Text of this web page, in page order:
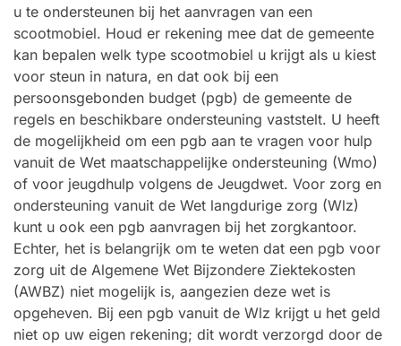
u te ondersteunen bij het aanvragen van een
scootmobiel. Houd er rekening mee dat de gemeente
kan bepalen welk type scootmobiel u krijgt als u kiest
voor steun in natura, en dat ook bij een
persoonsgebonden budget (pgb) de gemeente de
regels en beschikbare ondersteuning vaststelt. U heeft
de mogelijkheid om een pgb aan te vragen voor hulp
vanuit de Wet maatschappelijke ondersteuning (Wmo)
of voor jeugdhulp volgens de Jeugdwet. Voor zorg en
ondersteuning vanuit de Wet langdurige zorg (Wlz)
kunt u ook een pgb aanvragen bij het zorgkantoor.
Echter, het is belangrijk om te weten dat een pgb voor
zorg uit de Algemene Wet Bijzondere Ziektekosten
(AWBZ) niet mogelijk is, aangezien deze wet is
opgeheven. Bij een pgb vanuit de Wlz krijgt u het geld
niet op uw eigen rekening; dit wordt verzorgd door de